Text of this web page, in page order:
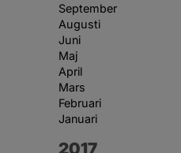
September
Augusti
Juni
Maj
April
Mars
Februari
Januari
År:
2017